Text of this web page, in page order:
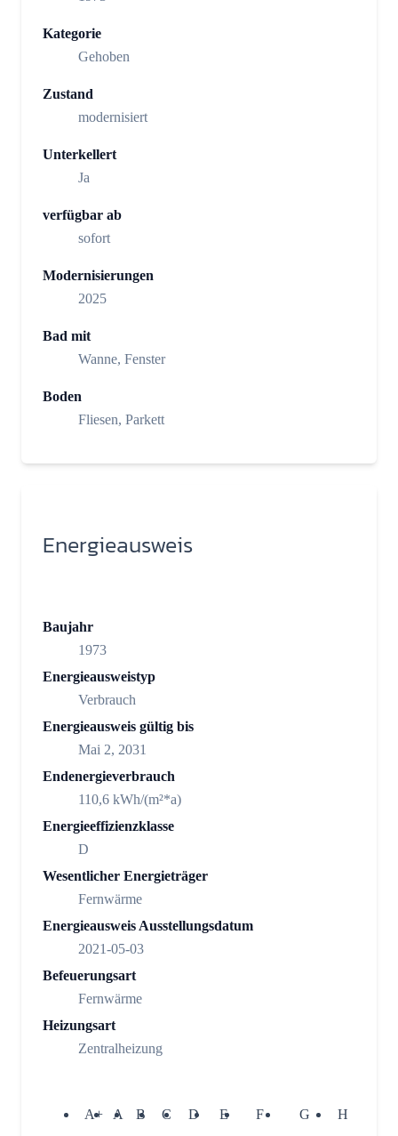
Kategorie
Gehoben
Zustand
modernisiert
Unterkellert
Ja
verfügbar ab
sofort
Modernisierungen
2025
Bad mit
Wanne, Fenster
Boden
Fliesen, Parkett
Energieausweis
Baujahr
1973
Energieausweistyp
Verbrauch
Energieausweis gültig bis
Mai 2, 2031
Endenergieverbrauch
110,6 kWh/(m²*a)
Energieeffizienzklasse
D
Wesentlicher Energieträger
Fernwärme
Energieausweis Ausstellungsdatum
2021-05-03
Befeuerungsart
Fernwärme
Heizungsart
Zentralheizung
A+ A B C D E F G
H